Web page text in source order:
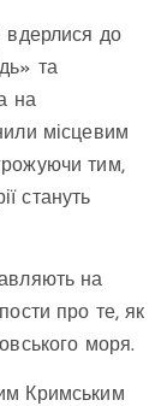
вдерлися до
та
на
місцевим
тим,
стануть
на
про те, як
моря.
Кримським